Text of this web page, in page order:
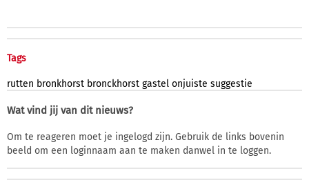
Tags
rutten bronkhorst bronckhorst gastel onjuiste suggestie
Wat vind jij van dit nieuws?
Om te reageren moet je ingelogd zijn. Gebruik de links bovenin
beeld om een loginnaam aan te maken danwel in te loggen.